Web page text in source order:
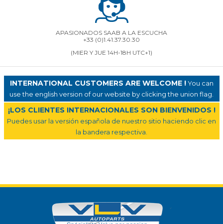
APASIONADOS SAAB A LA ESCUCHA
+33 (0)1.41.37.30.30
(MIER Y JUE 14H-18H UTC+1)
INTERNATIONAL CUSTOMERS ARE WELCOME !You can
use the english version of our website by clicking the union flag.
¡LOS CLIENTES INTERNACIONALES SON BIENVENIDOS !
Puedes usar la versión española de nuestro sitio haciendo clic en
la bandera respectiva.